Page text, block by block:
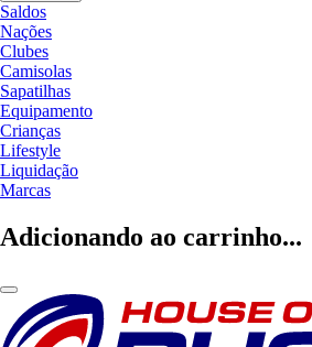
Saldos
Nações
Clubes
Camisolas
Sapatilhas
Equipamento
Crianças
Lifestyle
Liquidação
Marcas
Adicionando ao carrinho...